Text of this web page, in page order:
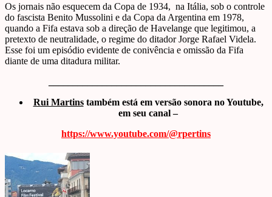
Os jornais não esquecem da Copa de 1934, na Itália, sob o controle
do fascista Benito Mussolini e da Copa da Argentina em 1978,
quando a Fifa estava sob a direção de Havelange que legitimou, a
pretexto de neutralidade, o regime do ditador Jorge Rafael Videla.
Esse foi um episódio evidente de conivência e omissão da Fifa
diante de uma ditadura militar.
Rui Martinstambém está em versão sonora no Youtube,
em seu canal –
https://www.youtube.com/@rpertins